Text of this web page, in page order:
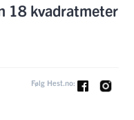
18 kvadratmeter
Følg Hest.no: